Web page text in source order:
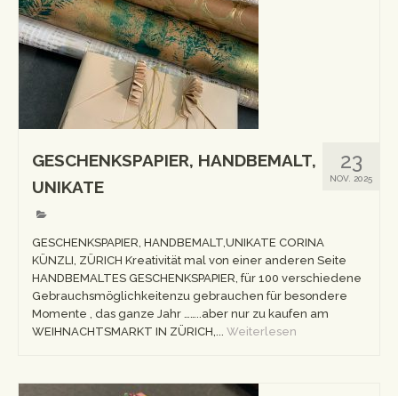
Events & Workshops
Events
Workshops
Newsletter
Impressum
Datenschutzerklärung
23
NOV. 2025
GESCHENKSPAPIER, HANDBEMALT,
UNIKATE
GESCHENKSPAPIER, HANDBEMALT,UNIKATE CORINA
KÜNZLI, ZÜRICH Kreativität mal von einer anderen Seite
HANDBEMALTES GESCHENKSPAPIER, für 100 verschiedene
Gebrauchsmöglichkeitenzu gebrauchen für besondere
Momente , das ganze Jahr ……..aber nur zu kaufen am
WEIHNACHTSMARKT IN ZÜRICH,... Weiterlesen